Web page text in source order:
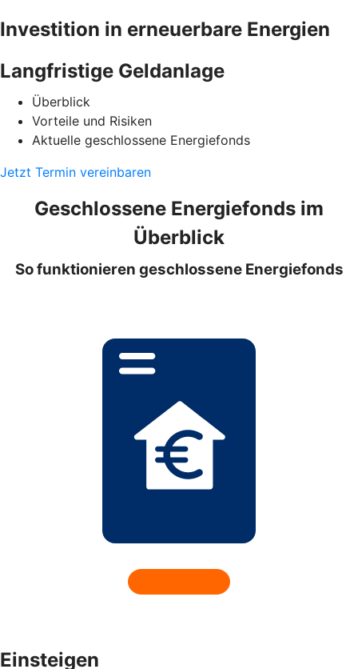
Investition in erneuerbare Energien
Langfristige Geldanlage
Überblick
Vorteile und Risiken
Aktuelle geschlossene Energiefonds
Jetzt Termin vereinbaren
Geschlossene Energiefonds im
Überblick
So funktionieren geschlossene Energiefonds
Einsteigen